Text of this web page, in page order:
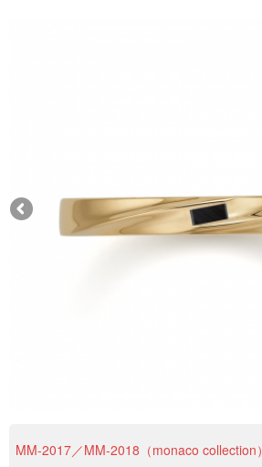
MM‐2017／MM‐2018（monaco collection）